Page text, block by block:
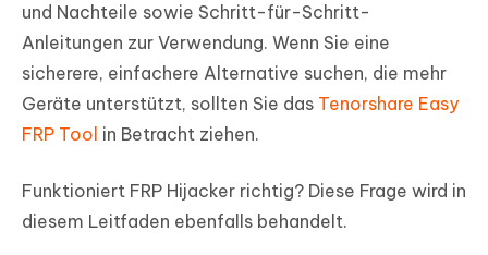
und Nachteile sowie Schritt-für-Schritt-
Anleitungen zur Verwendung. Wenn Sie eine
sicherere, einfachere Alternative suchen, die mehr
Geräte unterstützt, sollten Sie das Tenorshare Easy
FRP Tool in Betracht ziehen.
Funktioniert FRP Hijacker richtig? Diese Frage wird in
diesem Leitfaden ebenfalls behandelt.